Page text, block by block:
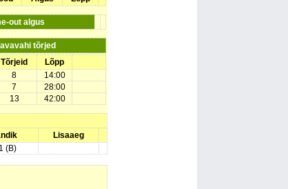
out algus
tõrjed
Tõrjeid
Lõpp
8
14:00
7
28:00
13 42:00
Lisaaeg
(B)